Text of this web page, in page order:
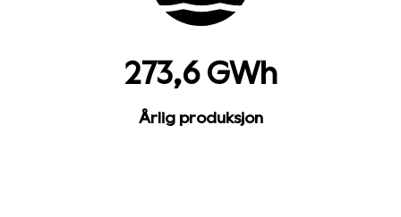
273,6 GWh
Årlig produksjon